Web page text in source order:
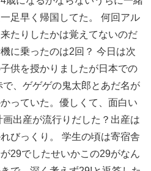
足早く帰国してた。 何回アル
たりしたかは覚えてないのだ
に乗ったのは2回？ 今日は次
供を授かりましたが日本での
、ゲゲゲの鬼太郎とあだ名が
っていた。優しくて、面白い
出産が流行りだした？出産は
びっくり。 学生の頃は寄宿舎
29でしたせいかこの29がなん